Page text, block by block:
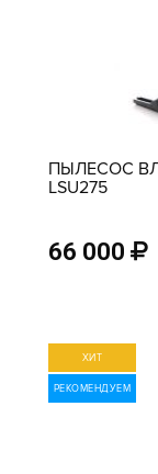
ПЫЛЕСОС
LSU275
66 000
ХИТ
РЕКОМЕНДУЕМ